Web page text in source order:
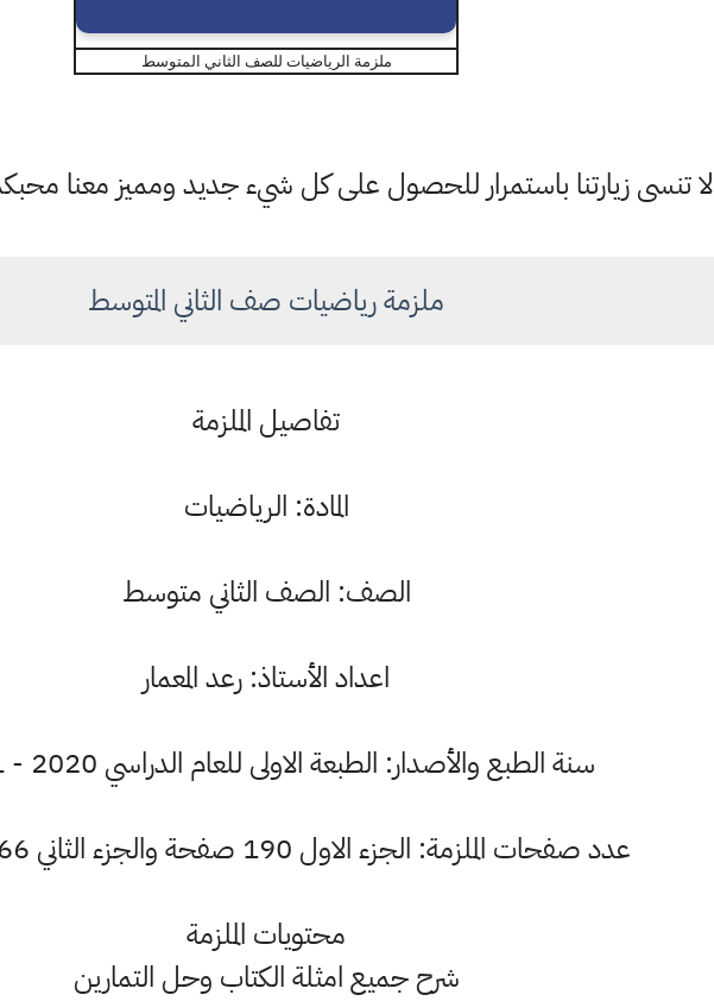
ملزمة الرياضيات للصف الثاني المتوسط
لا تنسى زيارتنا باستمرار للحصول على كل شيء جديد ومميز معنا
ملزمة رياضيات صف الثاني المتوسط
تفاصيل الملزمة
المادة: الرياضيات
الصف: الصف الثاني متوسط
اعداد الأستاذ: رعد المعمار
سنة الطبع والأصدار: الطبعة الاولى للعام الدراسي 2020 - 2021
عدد صفحات الملزمة: الجزء الاول 190 صفحة والجزء الثاني 166 صفحة
محتويات الملزمة
شرح جميع امثلة الكتاب وحل التمارين